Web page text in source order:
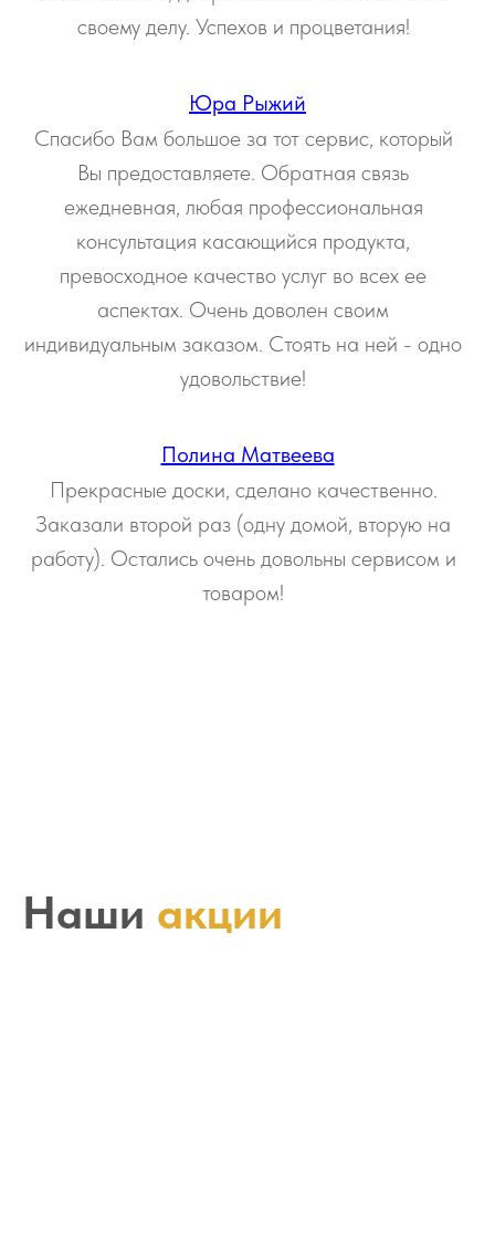
своему делу. Успехов и процветания!
Юра Рыжий
Спасибо Вам большое за тот сервис, который
Вы предоставляете. Обратная связь
ежедневная, любая профессиональная
консультация касающийся продукта,
превосходное качество услуг во всех ее
аспектах. Очень доволен своим
индивидуальным заказом. Стоять на ней - одно
удовольствие!
Полина Матвеева
Прекрасные доски, сделано качественно.
Заказали второй раз (одну домой, вторую на
работу). Остались очень довольны сервисом и
товаром!
Наши акции